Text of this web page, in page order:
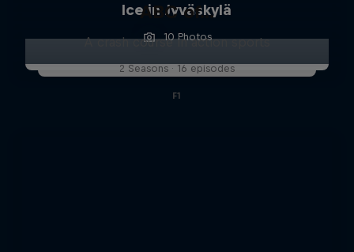
Ice in Jyväskylä
10 Photos
ABC of...
A crash course in action sports
2 Seasons · 16 episodes
F1